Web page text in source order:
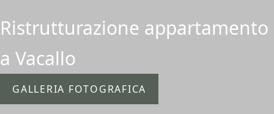
Ristrutturazione appartamento
a Vacallo
GALLERIA FOTOGRAFICA